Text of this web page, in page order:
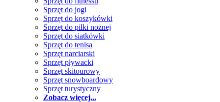
Sprzęt do jogi
Sprzęt do koszykówki
Sprzęt do piłki nożnej
Sprzęt do siatkówki
Sprzęt do tenisa
Sprzęt narciarski
Sprzęt pływacki
Sprzęt skitourowy
Sprzęt snowboardowy
Sprzęt turystyczny
Zobacz więcej...